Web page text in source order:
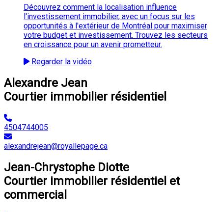
Découvrez comment la localisation influence
l'investissement immobilier, avec un focus sur les
opportunités à l'extérieur de Montréal pour maximiser
votre budget et investissement. Trouvez les secteurs
en croissance pour un avenir prometteur.
Regarder la vidéo
Alexandre Jean
Courtier immobilier résidentiel
4504744005
alexandrejean@royallepage.ca
Jean-Chrystophe Diotte
Courtier immobilier résidentiel et
commercial